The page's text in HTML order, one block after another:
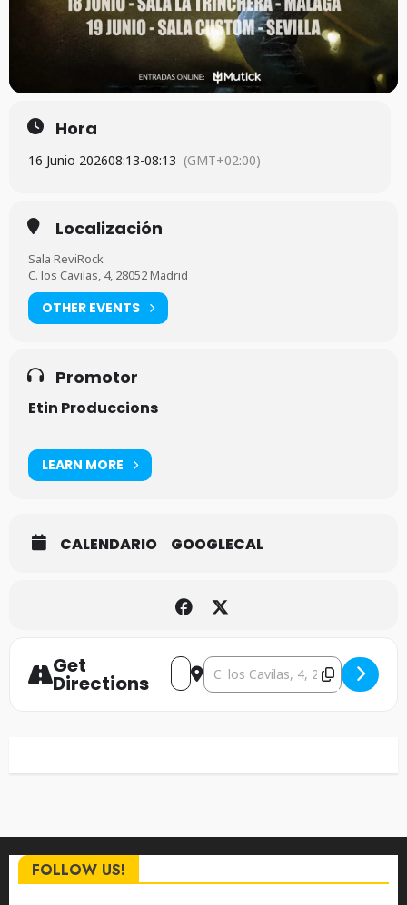
Hora
16 Junio 202608:13-08:13 (GMT+02:00)
Localización
Sala ReviRock
C. los Cavilas, 4, 28052 Madrid
OTHER EVENTS
Promotor
Etin Produccions
LEARN MORE
CALENDARIO GOOGLECAL
Get
Directions
Address - Geoff Tate [3uxKYa5G9]
Destination Address - Geoff
FOLLOW US!